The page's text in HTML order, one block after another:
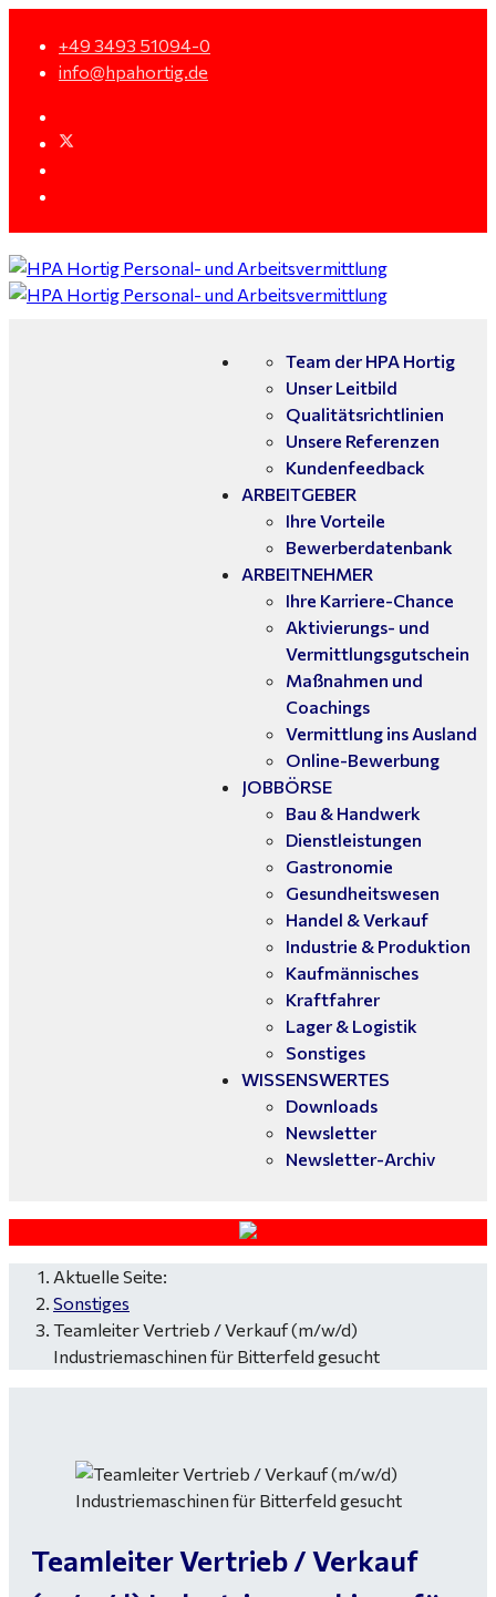
+49 3493 51094-0
info@hpahortig.de
Team der HPA Hortig
Unser Leitbild
Qualitätsrichtlinien
Unsere Referenzen
Kundenfeedback
ARBEITGEBER
Ihre Vorteile
Bewerberdatenbank
ARBEITNEHMER
Ihre Karriere-Chance
Aktivierungs- und
Vermittlungsgutschein
Maßnahmen und
Coachings
Vermittlung ins Ausland
Online-Bewerbung
JOBBÖRSE
Bau & Handwerk
Dienstleistungen
Gastronomie
Gesundheitswesen
Handel & Verkauf
Industrie & Produktion
Kaufmännisches
Kraftfahrer
Lager & Logistik
Sonstiges
WISSENSWERTES
Downloads
Newsletter
Newsletter-Archiv
Aktuelle Seite:
Sonstiges
Teamleiter Vertrieb / Verkauf (m/w/d)
Industriemaschinen für Bitterfeld gesucht
Teamleiter Vertrieb / Verkauf